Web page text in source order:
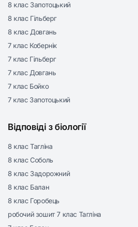
8 клас Запотоцький
8 клас Гільберг
8 клас Довгань
7 клас Кобернік
7 клас Гільберг
7 клас Довгань
7 клас Бойко
7 клас Запотоцький
Відповіді з біології
8 клас Тагліна
8 клас Соболь
8 клас Задорожний
8 клас Балан
8 клас Горобець
робочий зошит 7 клас Тагліна